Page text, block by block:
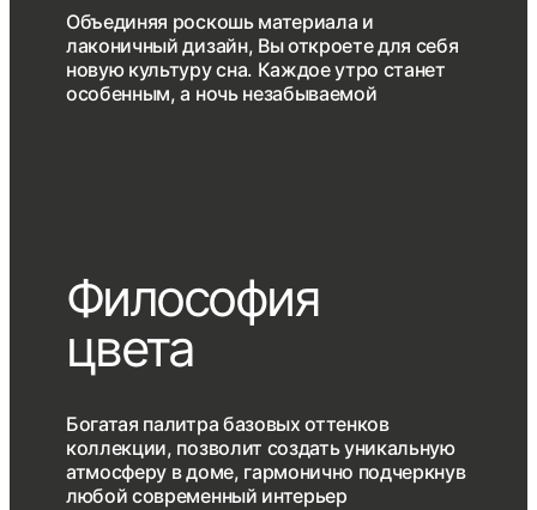
Объединяя роскошь материала и
лаконичный дизайн, Вы откроете для себя
новую культуру сна. Каждое утро станет
особенным, а ночь незабываемой
Философия
цвета
Богатая палитра базовых оттенков
коллекции, позволит создать уникальную
атмосферу в доме, гармонично подчеркнув
любой современный интерьер